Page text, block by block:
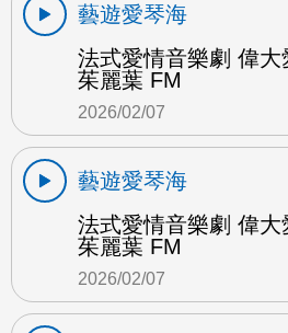
藝遊愛琴海
法式愛情音樂劇 偉
茱麗葉 FM
2026/02/07
藝遊愛琴海
法式愛情音樂劇 偉
茱麗葉 FM
2026/02/07